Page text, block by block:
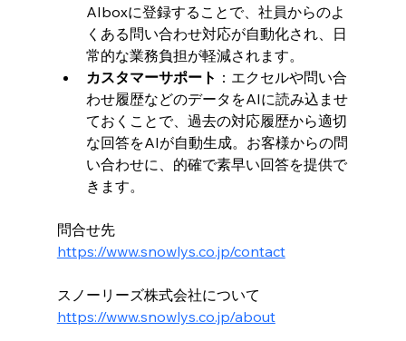
AIboxに登録することで、社員からのよ
くある問い合わせ対応が自動化され、日
常的な業務負担が軽減されます。
カスタマーサポート ：エクセルや問い合
わせ履歴などのデータをAIに読み込ませ
ておくことで、過去の対応履歴から適切
な回答をAIが自動生成。お客様からの問
い合わせに、的確で素早い回答を提供で
きます。
問合せ先
https://www.snowlys.co.jp/contact
スノーリーズ株式会社について
https://www.snowlys.co.jp/about